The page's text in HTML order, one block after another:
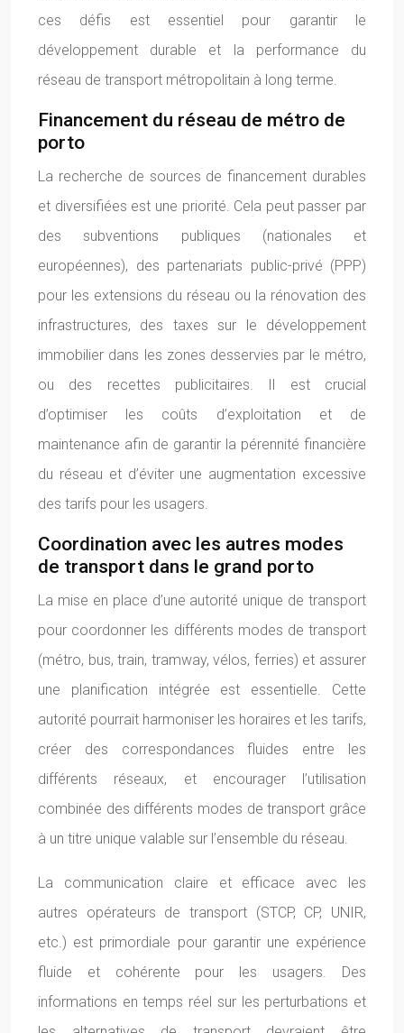
ces défis est essentiel pour garantir le
développement durable et la performance du
réseau de transport métropolitain à long terme.
Financement du réseau de métro de
porto
La recherche de sources de financement durables
et diversifiées est une priorité. Cela peut passer par
des subventions publiques (nationales et
européennes), des partenariats public-privé (PPP)
pour les extensions du réseau ou la rénovation des
infrastructures, des taxes sur le développement
immobilier dans les zones desservies par le métro,
ou des recettes publicitaires. Il est crucial
d’optimiser les coûts d’exploitation et de
maintenance afin de garantir la pérennité financière
du réseau et d’éviter une augmentation excessive
des tarifs pour les usagers.
Coordination avec les autres modes
de transport dans le grand porto
La mise en place d’une autorité unique de transport
pour coordonner les différents modes de transport
(métro, bus, train, tramway, vélos, ferries) et assurer
une planification intégrée est essentielle. Cette
autorité pourrait harmoniser les horaires et les tarifs,
créer des correspondances fluides entre les
différents réseaux, et encourager l’utilisation
combinée des différents modes de transport grâce
à un titre unique valable sur l’ensemble du réseau.
La communication claire et efficace avec les
autres opérateurs de transport (STCP, CP, UNIR,
etc.) est primordiale pour garantir une expérience
fluide et cohérente pour les usagers. Des
informations en temps réel sur les perturbations et